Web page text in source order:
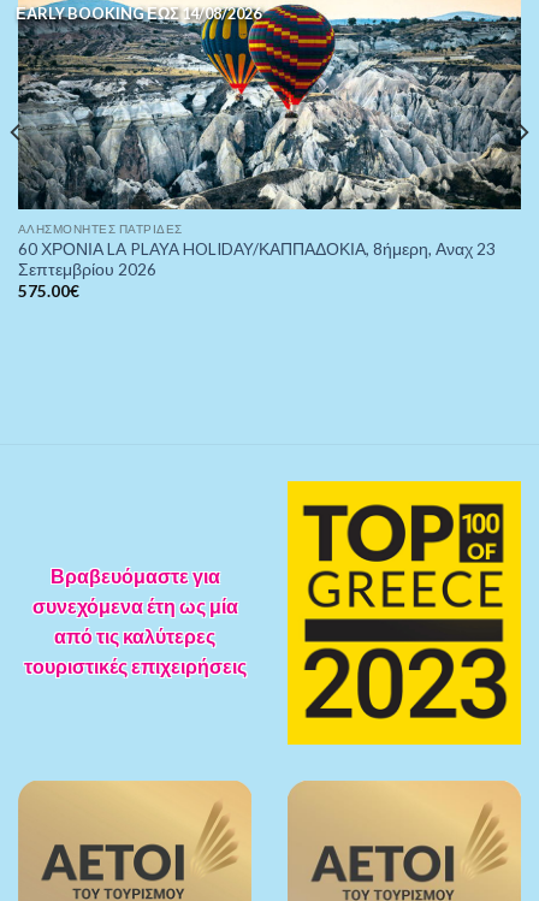
ΕΑRLY BOOKING ΕΩΣ 14/08/2026
ΑΛΗΣΜΌΝΗΤΕΣ ΠΑΤΡΊΔΕΣ
60 ΧΡΟΝΙΑ LA PLAYA HOLIDAY/ΚΑΠΠΑΔΟΚΙΑ, 8ήμερη, Αναχ 23
Σεπτεμβρίου 2026
575.00€
Βραβευόμαστε για
συνεχόμενα έτη ως μία
από τις καλύτερες
τουριστικές επιχειρήσεις